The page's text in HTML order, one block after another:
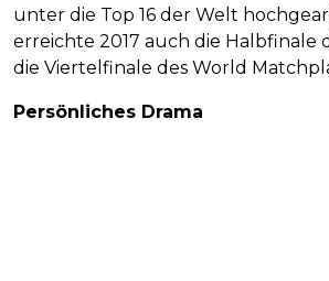
unter die Top 16 der Welt
erreichte 2017 auch die Halbfinale
die Viertelfinale des World
Persönliches Drama